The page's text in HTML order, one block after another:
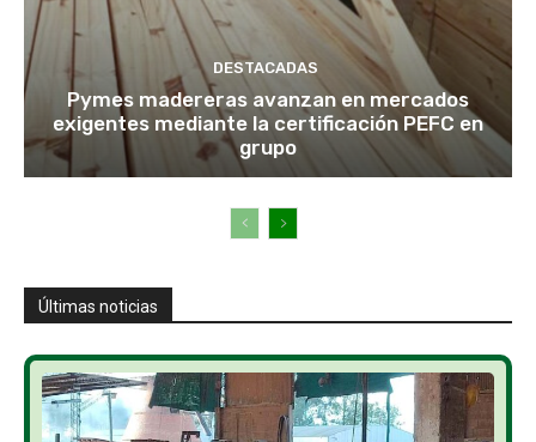
DESTACADAS
Pymes madereras avanzan en mercados
exigentes mediante la certificación PEFC en
grupo
Últimas noticias